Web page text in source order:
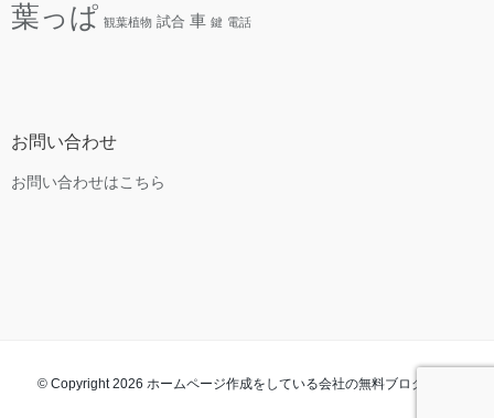
葉っぱ 観葉植物 試合 車 鍵 電話
お問い合わせ
お問い合わせはこちら
© Copyright 2026 ホームページ作成をしている会社の無料ブログ. All rights